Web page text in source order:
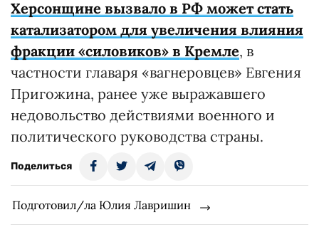
Херсонщине вызвало в РФ может стать
катализатором для увеличения влияния
фракции «силовиков» в Кремле, в
частности главаря «вагнеровцев» Евгения
Пригожина, ранее уже выражавшего
недовольство действиями военного и
политического руководства страны.
Поделиться
Подготовил/ла Юлия Лавришин